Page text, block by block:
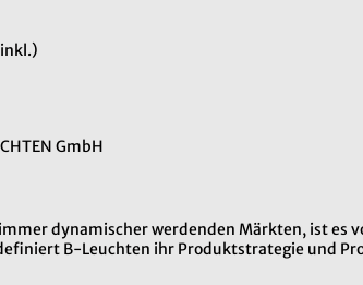
GmbH
dynamischer werdenden Märkten, ist es
B-Leuchten ihr Produktstrategie und